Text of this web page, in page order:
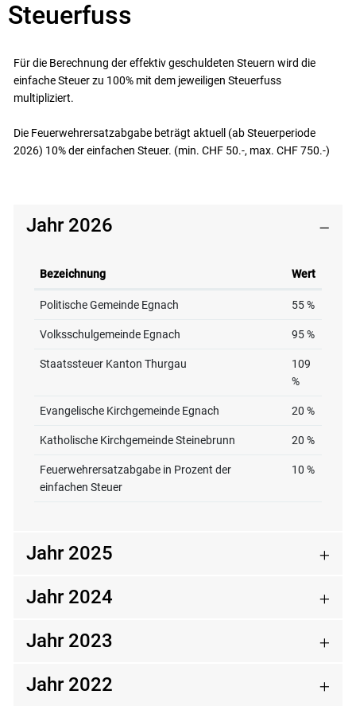
Steuerfuss
Für die Berechnung der effektiv geschuldeten Steuern wird die
einfache Steuer zu 100% mit dem jeweiligen Steuerfuss
multipliziert.
Die Feuerwehrersatzabgabe beträgt aktuell (ab Steuerperiode
2026) 10% der einfachen Steuer. (min. CHF 50.-, max. CHF 750.-)
Zugehörige Objekte
Jahr 2026
Bezeichnung Wert
Politische Gemeinde Egnach 55 %
Volksschulgemeinde Egnach 95 %
Staatssteuer Kanton Thurgau
109
%
Evangelische Kirchgemeinde Egnach 20 %
Katholische Kirchgemeinde Steinebrunn 20 %
Feuerwehrersatzabgabe in Prozent der
einfachen Steuer
10 %
Jahr 2025
Jahr 2024
Jahr 2023
Jahr 2022